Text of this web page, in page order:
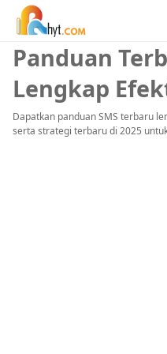
Panduan
Lengkap
Dapatkan panduan SMS terbaru
serta strategi terbaru di 2025